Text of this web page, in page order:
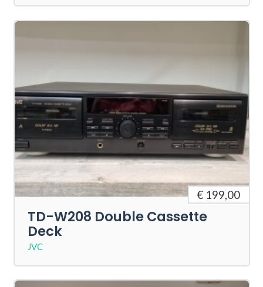
€ 199,00
TD-W208 Double Cassette
Deck
JVC